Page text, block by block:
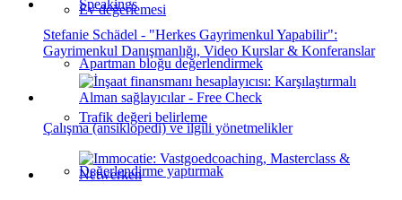
Ev değerlemesi
Apartman bloğu değerlendirmek
Trafik değeri belirleme
Değerlendirme yaptırmak
Stefanie Schädel - "Herkes Gayrimenkul Yapabilir":
Gayrimenkul Danışmanlığı, Video Kurslar & Konferanslar
Çalışma (ansiklopedi) ve ilgili yönetmelikler